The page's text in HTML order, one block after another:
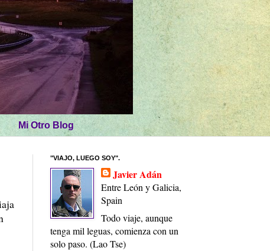
Mi Otro Blog
"VIAJO, LUEGO SOY".
Javier Adán
Entre León y Galicia,
Spain
Todo viaje, aunque
tenga mil leguas, comienza con un
solo paso. (Lao Tse)